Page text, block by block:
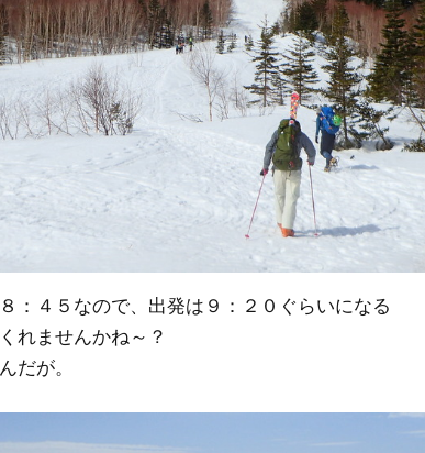
：４５なので、出発は９：２０ぐらいになる
れませんかね～？
だが。